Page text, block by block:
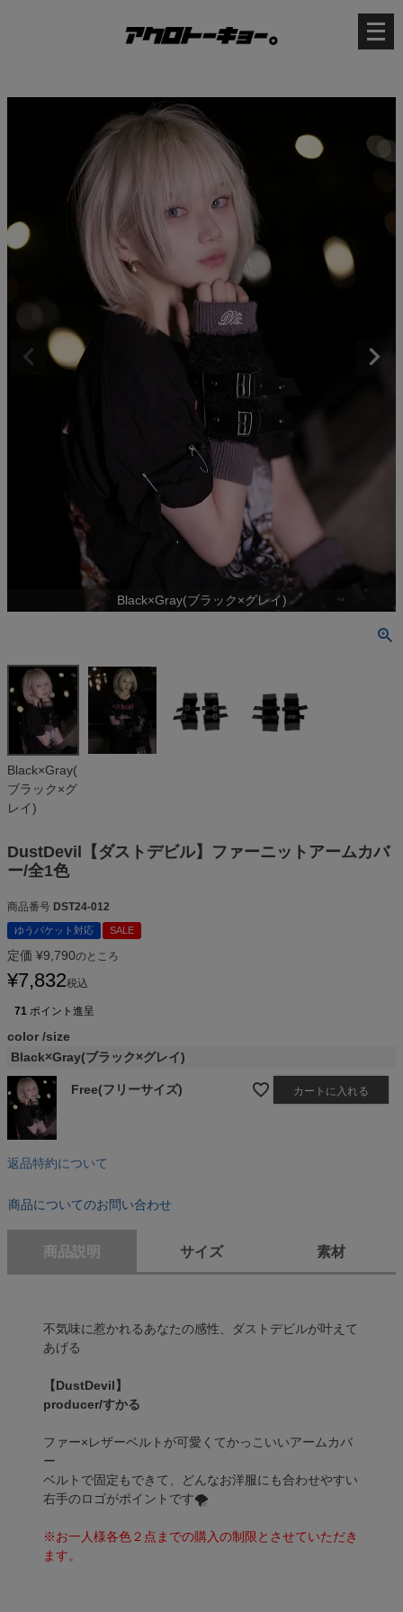
Black×Gray(ブラック×グレイ)
Black×Gray(
ブラック×グ
レイ)
DustDevil【ダストデビル】ファーニットアームカバ
ー/全1色
商品番号 DST24-012
ゆうパケット対応 SALE
定価 ¥9,790のところ
¥7,832税込
71 ポイント進呈
color size
Black×Gray(ブラック×グレイ)
Free(フリーサイズ) カートに入れる
返品特約について
商品についてのお問い合わせ
商品説明 サイズ 素材
不気味に惹かれるあなたの感性、ダストデビルが叶えて
あげる
【DustDevil】
producer/すかる
ファー×レザーベルトが可愛くてかっこいいアームカバ
ー
ベルトで固定もできて、どんなお洋服にも合わせやすい
右手のロゴがポイントです🌪
※お一人様各色２点までの購入の制限とさせていただき
ます。